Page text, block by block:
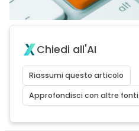
Chiedi all'AI
Riassumi questo articolo
Approfondisci con altre fonti